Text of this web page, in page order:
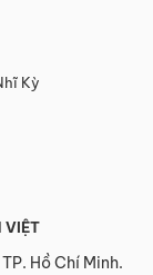
Kỳ
VIỆT
Hồ Chí Minh.